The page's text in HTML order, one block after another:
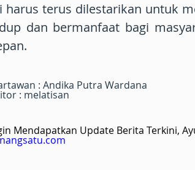
harus terus dilestarikan untuk
dan bermanfaat bagi
: Andika Putra Wardana
: melatisan
Mendapatkan Update Berita Terkini,